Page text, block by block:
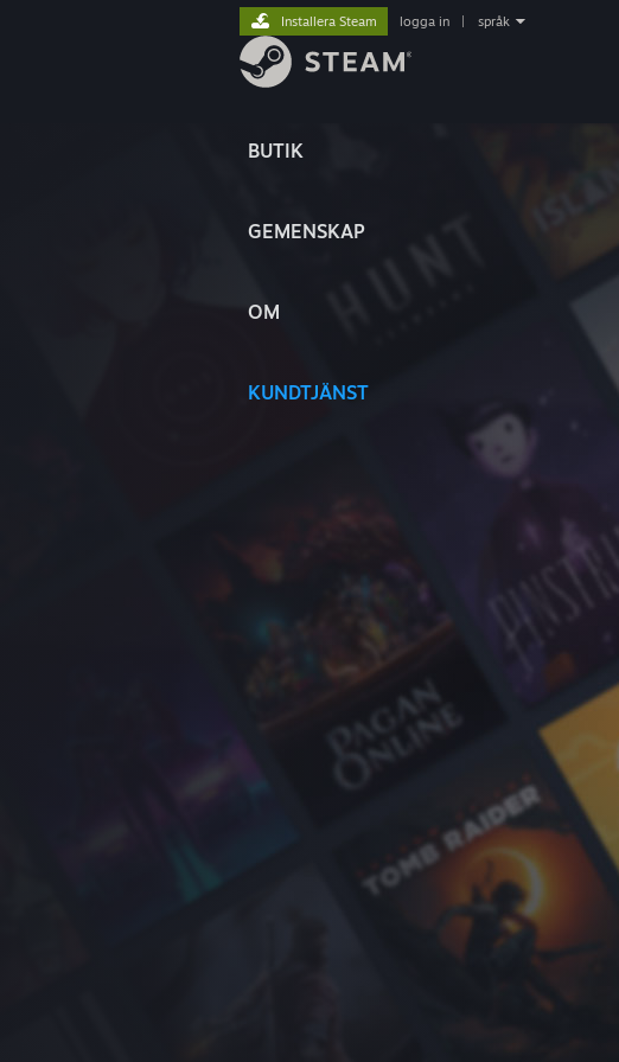
BUTIK
GEMENSKAP
OM
KUNDTJÄNST
Installera Steam logga in språk